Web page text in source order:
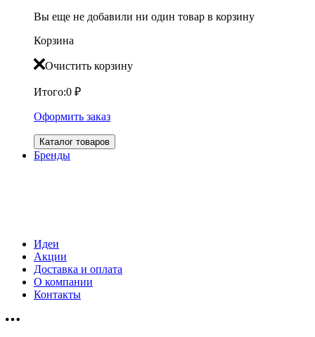
Вы еще не добавили ни один товар в корзину
Корзина
Очистить корзину
Итого:0 ₽
Оформить заказ
Каталог товаров
Бренды
Идеи
Акции
Доставка и оплата
О компании
Контакты